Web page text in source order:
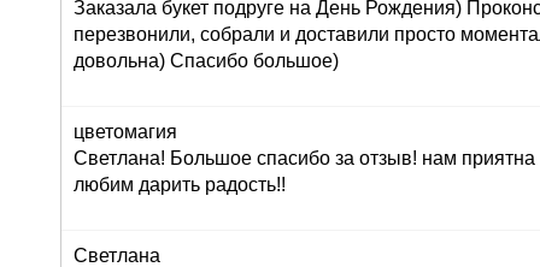
Заказала букет подруге на День Рождения)
перезвонили, собрали и доставили просто
довольна) Спасибо большое)
цветомагия
Светлана! Большое спасибо за отзыв! нам
любим дарить радость!!
Светлана